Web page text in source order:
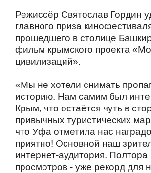
Режиссёр Святослав Гордин
главного приза
прошедшего в столице
фильм крымского проекта
цивилизаций».
«Мы не хотели снимать
историю. Нам самим был
Крым, что остаётся чуть в
привычных туристических
что Уфа отметила нас
приятно! Основной наш
интернет-аудитория.
просмотров - уже рекорд для